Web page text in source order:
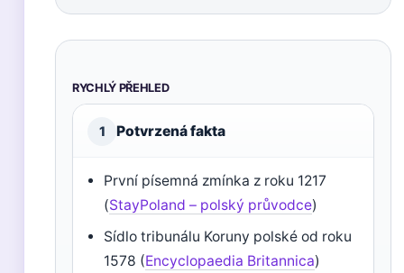
RYCHLÝ PŘEHLED
1 Potvrzená fakta
První písemná zmínka z roku 1217
(StayPoland – polský průvodce)
Sídlo tribunálu Koruny polské od roku
1578 (Encyclopaedia Britannica)